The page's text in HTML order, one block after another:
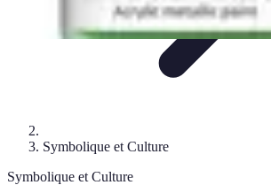
Symbolique et Culture
Symbolique et Culture